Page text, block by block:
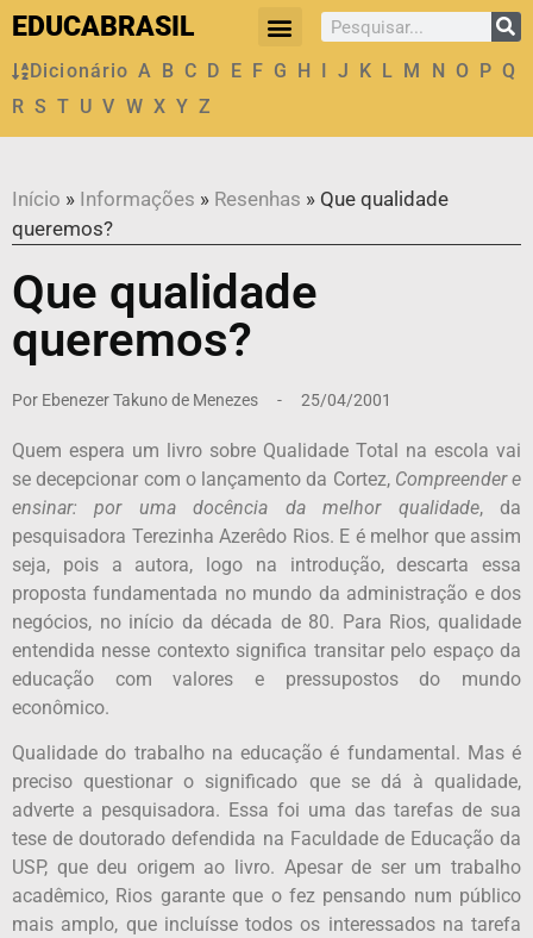
EDUCABRASIL
Dicionário A B C D E F G H I J K L M N O P Q
R S T U V W X Y Z
Início » Informações » Resenhas » Que qualidade
queremos?
Que qualidade
queremos?
Por Ebenezer Takuno de Menezes - 25/04/2001
Quem espera um livro sobre Qualidade Total na escola vai
se decepcionar com o lançamento da Cortez, Compreender e
ensinar: por uma docência da melhor qualidade, da
pesquisadora Terezinha Azerêdo Rios. E é melhor que assim
seja, pois a autora, logo na introdução, descarta essa
proposta fundamentada no mundo da administração e dos
negócios, no início da década de 80. Para Rios, qualidade
entendida nesse contexto significa transitar pelo espaço da
educação com valores e pressupostos do mundo
econômico.
Qualidade do trabalho na educação é fundamental. Mas é
preciso questionar o significado que se dá à qualidade,
adverte a pesquisadora. Essa foi uma das tarefas de sua
tese de doutorado defendida na Faculdade de Educação da
USP, que deu origem ao livro. Apesar de ser um trabalho
acadêmico, Rios garante que o fez pensando num público
mais amplo, que incluísse todos os interessados na tarefa